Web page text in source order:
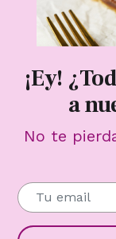
¡Ey!
a
No te